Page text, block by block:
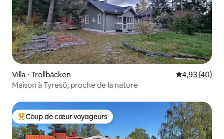
Villa ⋅ Trollbäcken Évaluation
4,93 (40)
Maison à Tyresö, proche de la nature
Coups de cœur voyageurs les plus appréciés
Coup de cœur voyageurs